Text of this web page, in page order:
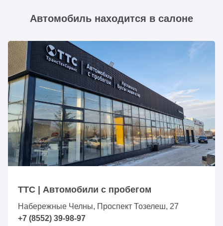
Автомобиль находится в салоне
ТТС | Автомобили с пробегом
Набережные Челны, Проспект Тозелеш, 27
+7 (8552) 39-98-97